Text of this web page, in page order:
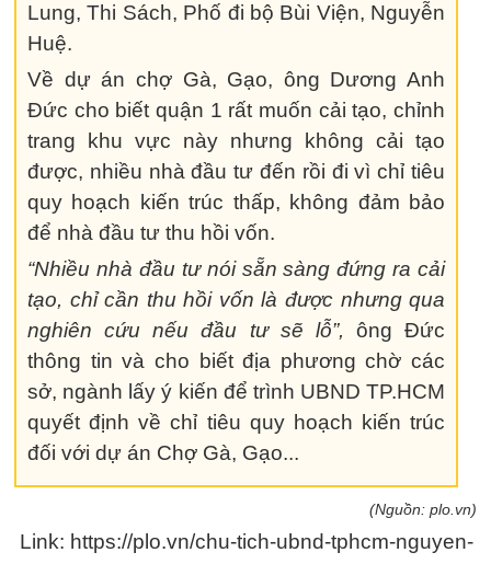
Lung, Thi Sách, Phố đi bộ Bùi Viện, Nguyễn
Huệ.
Về dự án chợ Gà, Gạo, ông Dương Anh
Đức cho biết quận 1 rất muốn cải tạo, chỉnh
trang khu vực này nhưng không cải tạo
được, nhiều nhà đầu tư đến rồi đi vì chỉ tiêu
quy hoạch kiến trúc thấp, không đảm bảo
để nhà đầu tư thu hồi vốn.
“Nhiều nhà đầu tư nói sẵn sàng đứng ra cải
tạo, chỉ cần thu hồi vốn là được nhưng qua
nghiên cứu nếu đầu tư sẽ lỗ”, ông Đức
thông tin và cho biết địa phương chờ các
sở, ngành lấy ý kiến để trình UBND TP.HCM
quyết định về chỉ tiêu quy hoạch kiến trúc
đối với dự án Chợ Gà, Gạo...
(Nguồn: plo.vn)
Link: https://plo.vn/chu-tich-ubnd-tphcm-nguyen-